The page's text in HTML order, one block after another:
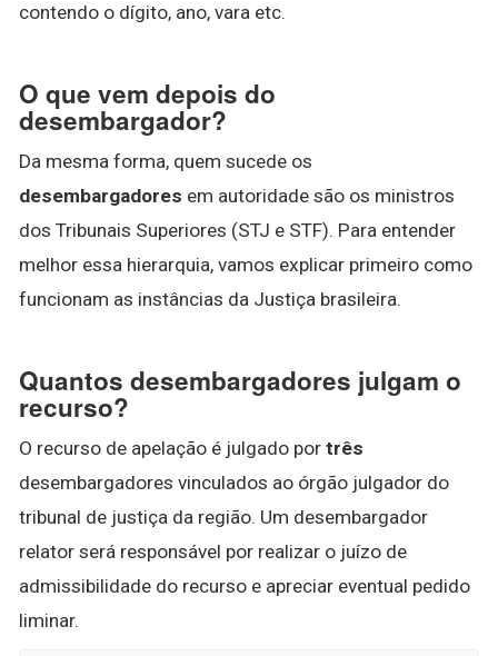
contendo o dígito, ano, vara etc.
O que vem depois do
desembargador?
Da mesma forma, quem sucede os
desembargadores em autoridade são os ministros
dos Tribunais Superiores (STJ e STF). Para entender
melhor essa hierarquia, vamos explicar primeiro como
funcionam as instâncias da Justiça brasileira.
Quantos desembargadores julgam o
recurso?
O recurso de apelação é julgado por três
desembargadores vinculados ao órgão julgador do
tribunal de justiça da região. Um desembargador
relator será responsável por realizar o juízo de
admissibilidade do recurso e apreciar eventual pedido
liminar.